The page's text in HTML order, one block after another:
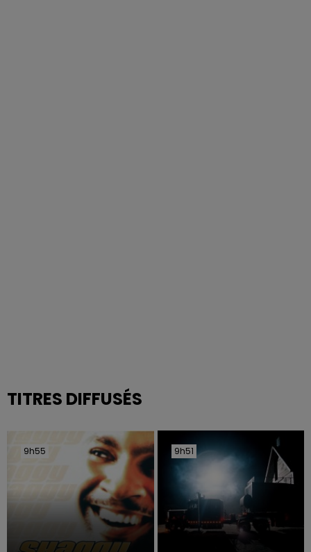
TITRES DIFFUSÉS
9h55
9h55 9h51
9h51